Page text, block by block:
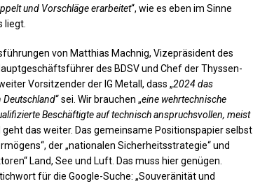
und Vorschläge erarbeitet“, wie es eben im Sinne
liegt.
von Matthias Machnig, Vizepräsident des
des BDSV und Chef der Thyssen-
Vorsitzender der IG Metall, dass „2024 das
Deutschland“ sei. Wir brauchen „eine wehrtechnische
Beschäftigte auf technisch anspruchsvollen, meist
geht das weiter. Das gemeinsame Positionspapier selbst
der „nationalen Sicherheitsstrategie“ und
Land, See und Luft. Das muss hier genügen.
für die Google-Suche: „Souveränität und